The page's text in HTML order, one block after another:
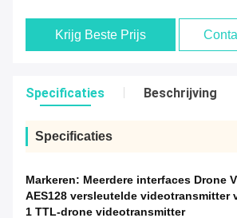
Krijg Beste Prijs
Specificaties Beschrijving
Specificaties
Markeren: Meerdere interfaces Drone
AES128 versleutelde videotransmitter
1 TTL-drone videotransmitter